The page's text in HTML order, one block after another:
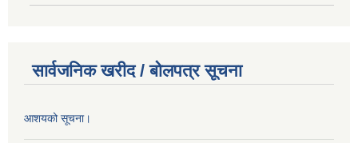
सार्वजनिक खरीद / बोलपत्र सूचना
आशयको सूचना।